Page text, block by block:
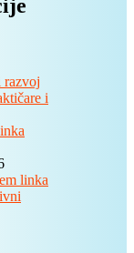
razvoj
i
linka